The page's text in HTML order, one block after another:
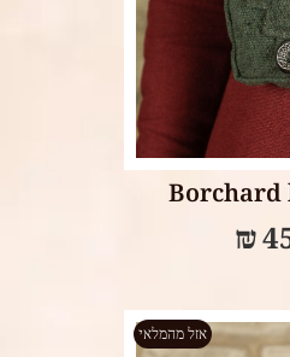
Select
Borchard
₪
אזל מהמלאי